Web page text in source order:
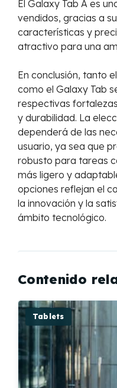
El Galaxy Tab A es
vendidos, gracias a
características y
atractivo para una
En conclusión, tanto
como el Galaxy Tab
respectivas
y durabilidad. La
dependerá de las
usuario, ya sea que
robusto para tareas
más ligero y
opciones reflejan el
la innovación y la
ámbito tecnológico.
Contenido
Tablets